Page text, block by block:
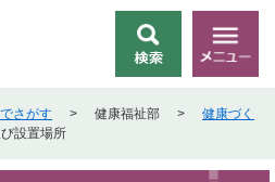
索
メ
ニ
ー
さがす > 健康福祉部 >
健康づく
設置場所